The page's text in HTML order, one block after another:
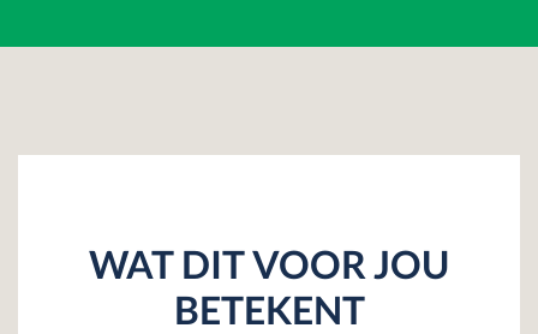
WAT DIT VOOR JOU
BETEKENT